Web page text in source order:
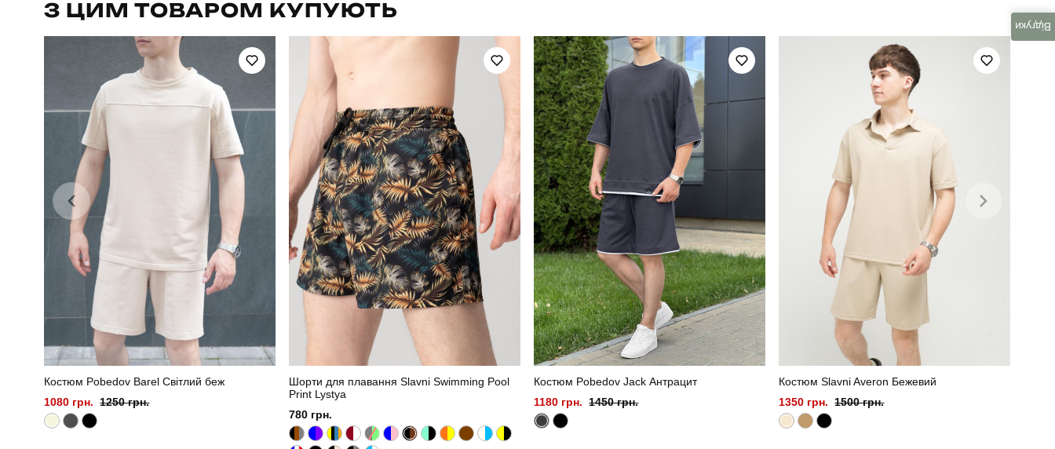
Стиль
світло-сірий Матеріал плащівка
Склад тканини 100% поліестер Країна - виробник
З ЦИМ ТОВАРОМ КУПУЮТЬ
Костюм Pobedov Barel Світлий беж
1080 грн. 1250 грн.
Шорти для плавання Slavni Swimming Pool
Print Lystya
780 грн.
Костюм Pobedov Jack Антрацит
1180 грн. 1450 грн.
Костюм Slavni Averon Бежевий
1350 грн. 1500 грн.
Відгуки